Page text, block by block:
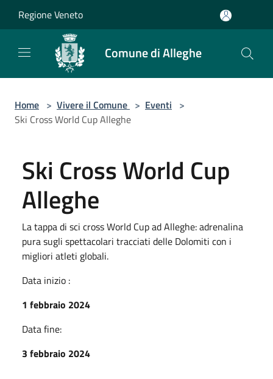
Regione Veneto
Comune di Alleghe
Home > Vivere il Comune > Eventi >
Ski Cross World Cup Alleghe
Ski Cross World Cup
Alleghe
La tappa di sci cross World Cup ad Alleghe: adrenalina
pura sugli spettacolari tracciati delle Dolomiti con i
migliori atleti globali.
Data inizio :
1 febbraio 2024
Data fine:
3 febbraio 2024